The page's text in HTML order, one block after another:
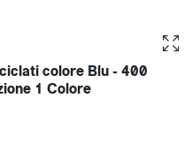
colore Blu - 400
1 Colore